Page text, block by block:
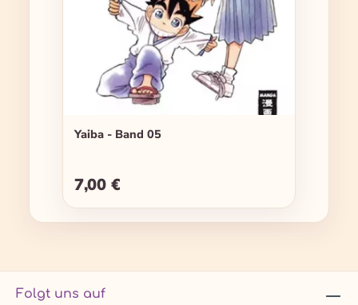
Yaiba - Band 05
Regulärer Preis:
7,00 €
Folgt uns auf